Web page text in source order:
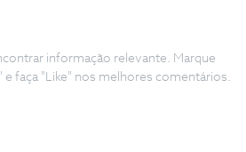
informação relevante. Marque
faça "Like" nos melhores comentários.